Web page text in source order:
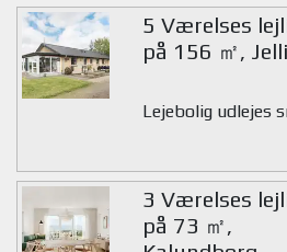
5 Værelses
på 156 ㎡,
Lejebolig udlejes
3 Værelses
på 73 ㎡,